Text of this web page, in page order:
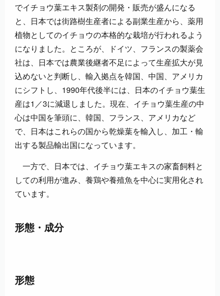
でイチョウ葉エキス製剤の開発・販売が盛んになる
と、日本では街路樹生産者による副業生産から、薬用
植物としてのイチョウの本格的な栽培が行われるよう
になりました。ところが、ドイツ、フランスの製薬会
社は、日本では農業後継者不足によって生産拡大が見
込めないと判断し、輸入拠点を韓国、中国、アメリカ
にシフトし、1990年代後半には、日本のイチョウ葉生
産は1／3に減退しました。現在、イチョウ葉生産の中
心は中国を筆頭に、韓国、フランス、アメリカなど
で、日本はこれらの国から乾燥葉を輸入し、加工・輸
出する製品輸出国になっています。
一方で、日本では、イチョウ葉エキスの家畜飼料と
しての利用が進み、養鶏や養殖魚を中心に実用化され
ています。
形態・成分
形態